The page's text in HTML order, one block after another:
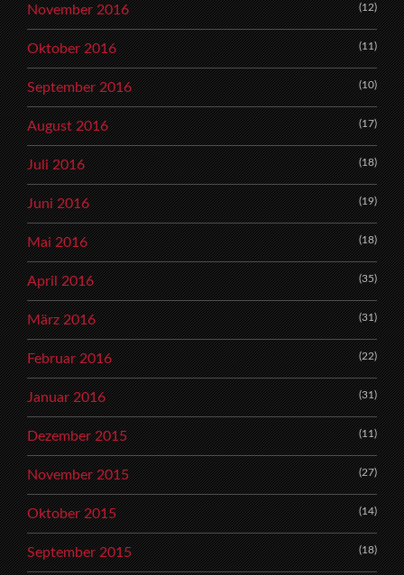
November 2016 (12)
Oktober 2016 (11)
September 2016 (10)
August 2016 (17)
Juli 2016 (18)
Juni 2016 (19)
Mai 2016 (18)
April 2016 (35)
März 2016 (31)
Februar 2016 (22)
Januar 2016 (31)
Dezember 2015 (11)
November 2015 (27)
Oktober 2015 (14)
September 2015 (18)